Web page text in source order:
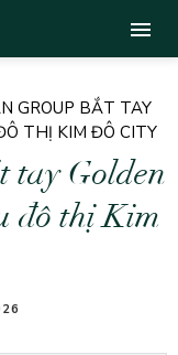
GROUP BẮT TAY
THỊ KIM ĐÔ CITY
tay Golden
đô thị Kim